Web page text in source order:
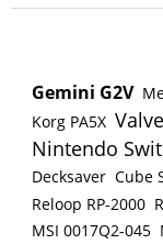
Gemini G2V
Korg PA5X
Nintendo
Decksaver Cube
Reloop RP-2000
MSI 0017Q2-045